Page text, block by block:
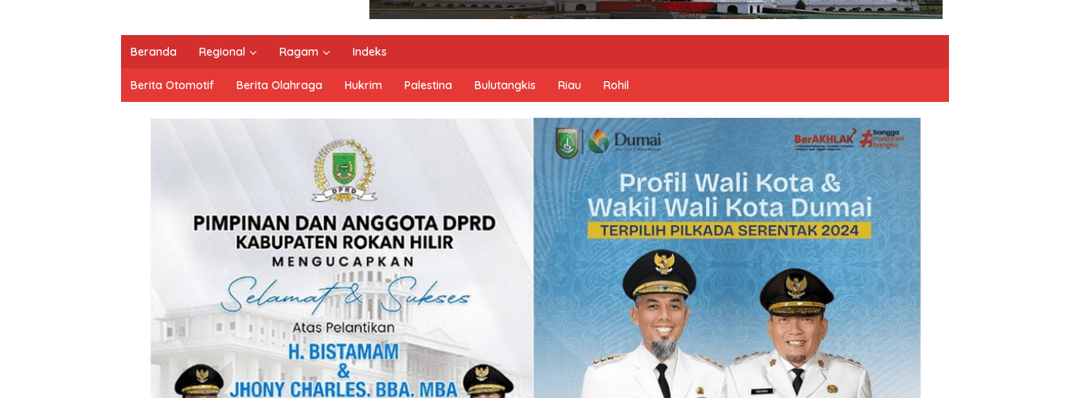
Beranda Regional Ragam Indeks
Berita Otomotif Berita Olahraga Hukrim Palestina Bulutangkis Riau Rohil